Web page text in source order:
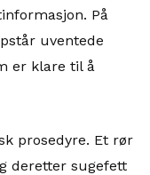
På
uventede
er klare til å
prosedyre. Et rør
deretter sugefett